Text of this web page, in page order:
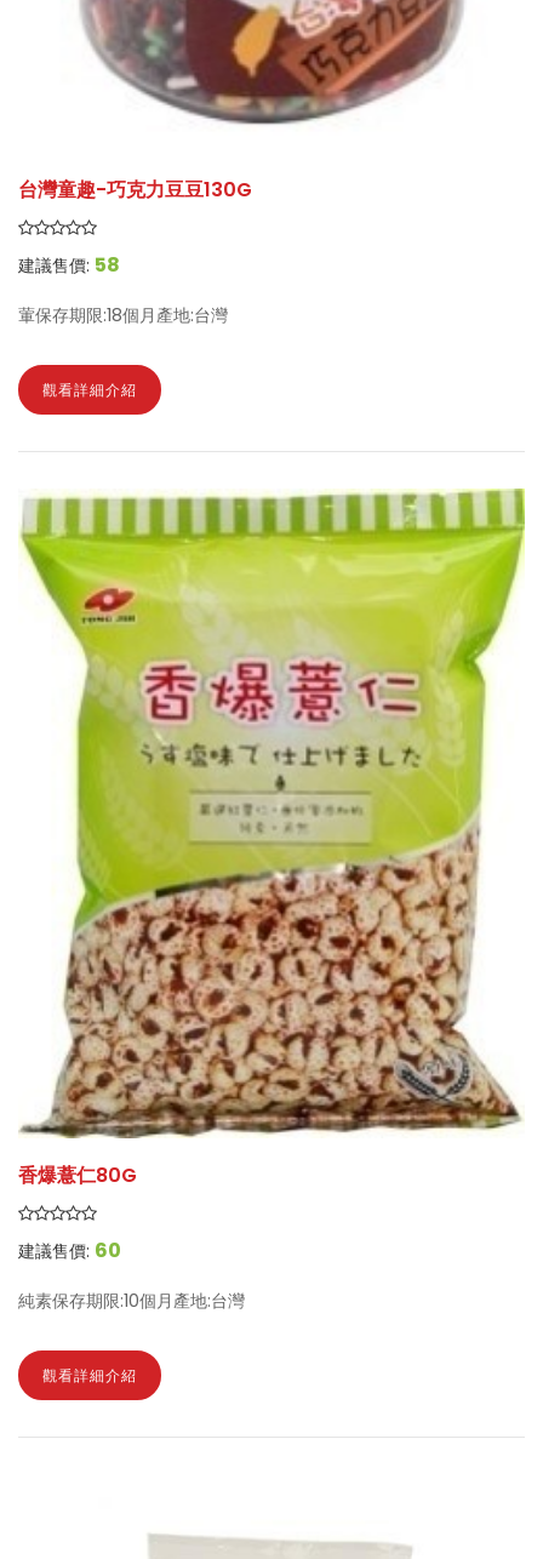
台灣童趣-巧克力豆豆130G
建議售價: 58
葷保存期限:18個月產地:台灣
觀看詳細介紹
香爆薏仁80G
建議售價: 60
純素保存期限:10個月產地:台灣
觀看詳細介紹